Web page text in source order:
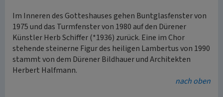
Im Inneren des Gotteshauses gehen Buntglasfenster von
1975 und das Turmfenster von 1980 auf den Dürener
Künstler Herb Schiffer (*1936) zurück. Eine im Chor
stehende steinerne Figur des heiligen Lambertus von 1990
stammt von dem Dürener Bildhauer und Architekten
Herbert Halfmann.
nach oben